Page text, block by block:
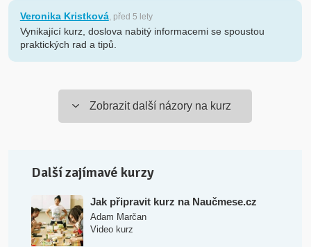
Veronika Kristková, před 5 lety
Vynikající kurz, doslova nabitý informacemi se spoustou
praktických rad a tipů.
Zobrazit další názory na kurz
Další zajímavé kurzy
Jak připravit kurz na Naučmese.cz
Adam Marčan
Video kurz